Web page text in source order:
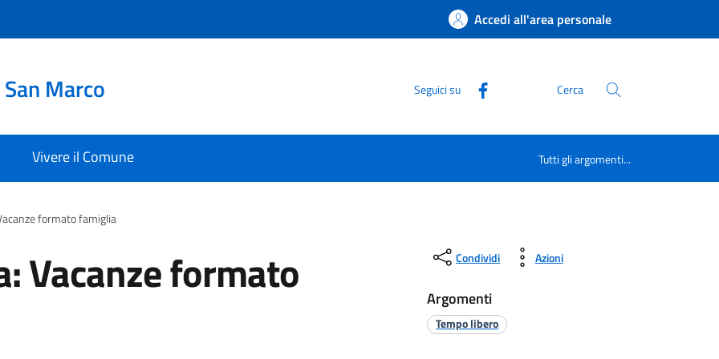
Accedi all'area personale
Marco Seguici su Cerca
Vivere il Comune Tutti gli argomenti...
formato famiglia
Vacanze formato Condividi Azioni
Argomenti
Tempo libero